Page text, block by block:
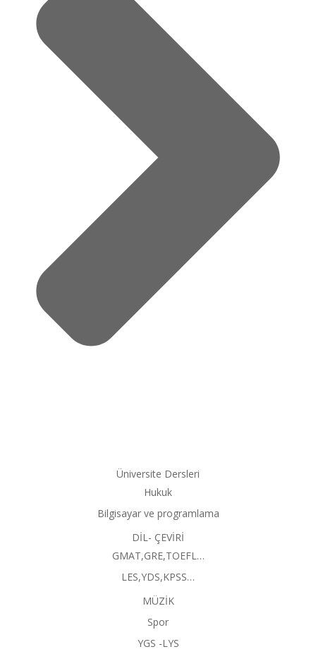
Üniversite Dersleri
Hukuk
Bilgisayar ve programlama
DİL- ÇEVİRİ
GMAT,GRE,TOEFL…
LES,YDS,KPSS…
MÜZİK
Spor
YGS -LYS